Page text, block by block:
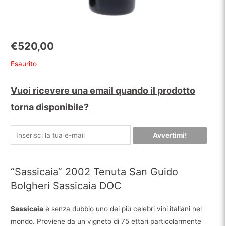
€520,00
Esaurito
Vuoi ricevere una email quando il prodotto
torna disponibile?
Avvertimi!
“Sassicaia” 2002 Tenuta San Guido
Bolgheri Sassicaia DOC
Sassicaia è senza dubbio uno dei più celebri vini italiani nel
mondo. Proviene da un vigneto di 75 ettari particolarmente